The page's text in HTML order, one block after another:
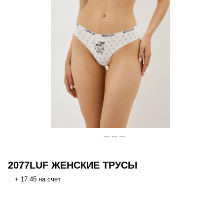
2077LUF ЖЕНСКИЕ ТРУСЫ
+ 17.45 на счет